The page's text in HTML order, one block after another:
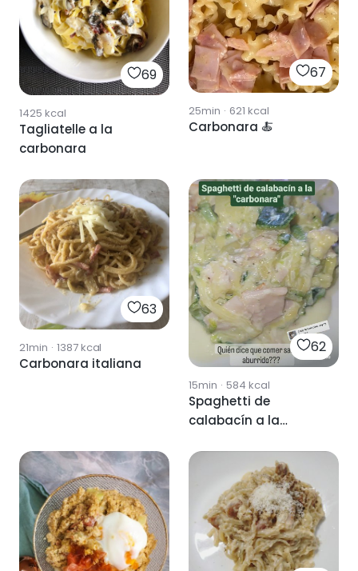
69
1425 kcal
Tagliatelle a la
carbonara
67
25min · 621 kcal
Carbonara 🍝
63
21min · 1387kcal
Carbonara italiana
62
15min · 584 kcal
Spaghetti de
calabacín a la